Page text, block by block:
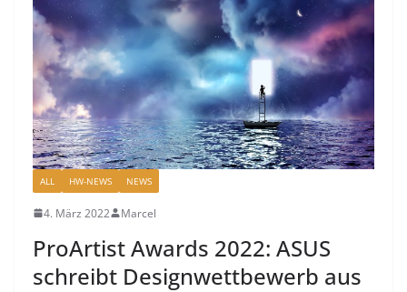
ALL HW-NEWS NEWS
4. März 2022 Marcel
ProArtist Awards 2022: ASUS
schreibt Designwettbewerb aus